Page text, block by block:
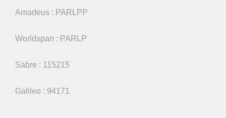
Amadeus : PARLPP
Worldspan : PARLP
Sabre : 115215
Galileo : 94171